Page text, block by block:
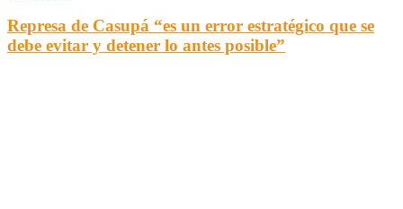
Represa de Casupá “es un error estratégico que se
debe evitar y detener lo antes posible”